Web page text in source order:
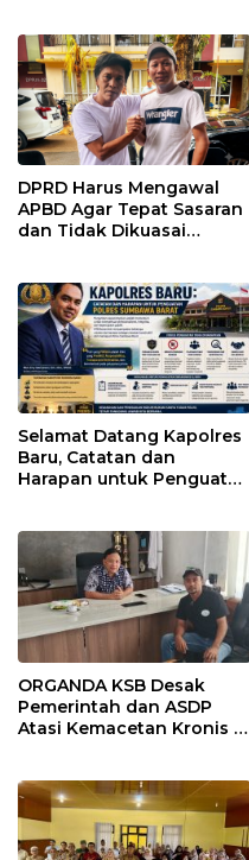
DPRD Harus Mengawal
APBD Agar Tepat Sasaran
dan Tidak Dikuasai
Selamat Datang Kapolres
Baru, Catatan dan
Harapan untuk Penguatan
ORGANDA KSB Desak
Pemerintah dan ASDP
Atasi Kemacetan Kronis di